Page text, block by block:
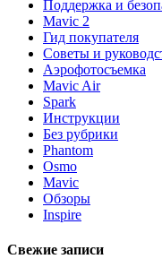
Поддержка и
Mavic 2
Гид покупателя
Советы и
Аэрофотосъемка
Mavic Air
Spark
Инструкции
Без рубрики
Phantom
Osmo
Mavic
Обзоры
Inspire
Свежие записи